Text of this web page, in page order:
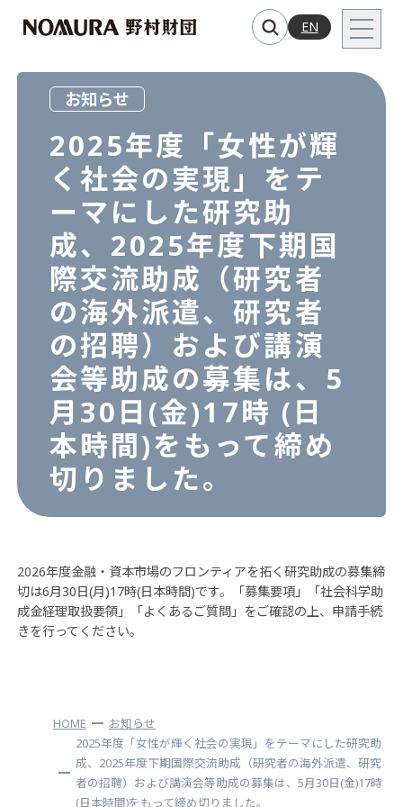
EN
お知らせ
2025年度「女性が輝
く社会の実現」をテ
ーマにした研究助
成、2025年度下期国
際交流助成（研究者
の海外派遣、研究者
の招聘）および講演
会等助成の募集は、5
月30日(金)17時 (日
本時間)をもって締め
切りました。
2026年度金融・資本市場のフロンティアを拓く研究助成の募集締
切は6月30日(月)17時(日本時間)です。「募集要項」「社会科学助
成金経理取扱要領」「よくあるご質問」をご確認の上、申請手続
きを行ってください。
HOME
お知らせ
2025年度「女性が輝く社会の実現」をテーマにした研究助
成、2025年度下期国際交流助成（研究者の海外派遣、研究
者の招聘）および講演会等助成の募集は、5月30日(金)17時
(日本時間)をもって締め切りました。